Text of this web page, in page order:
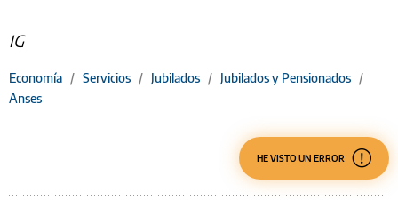
IG
Economía / Servicios / Jubilados / Jubilados y Pensionados /
Anses
HE VISTO UN ERROR